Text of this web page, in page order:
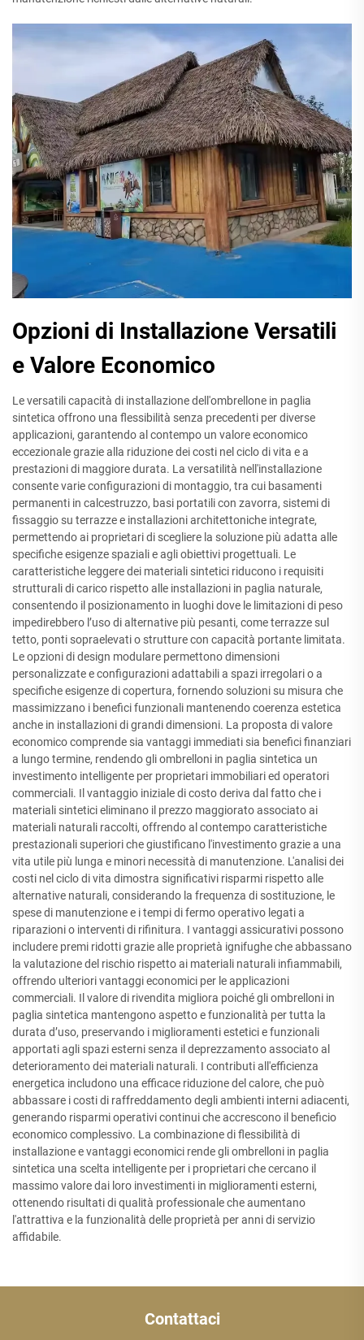
Opzioni di Installazione Versatili
e Valore Economico
Le versatili capacità di installazione dell'ombrellone in paglia
sintetica offrono una flessibilità senza precedenti per diverse
applicazioni, garantendo al contempo un valore economico
eccezionale grazie alla riduzione dei costi nel ciclo di vita e a
prestazioni di maggiore durata. La versatilità nell'installazione
consente varie configurazioni di montaggio, tra cui basamenti
permanenti in calcestruzzo, basi portatili con zavorra, sistemi di
fissaggio su terrazze e installazioni architettoniche integrate,
permettendo ai proprietari di scegliere la soluzione più adatta alle
specifiche esigenze spaziali e agli obiettivi progettuali. Le
caratteristiche leggere dei materiali sintetici riducono i requisiti
strutturali di carico rispetto alle installazioni in paglia naturale,
consentendo il posizionamento in luoghi dove le limitazioni di peso
impedirebbero l’uso di alternative più pesanti, come terrazze sul
tetto, ponti sopraelevati o strutture con capacità portante limitata.
Le opzioni di design modulare permettono dimensioni
personalizzate e configurazioni adattabili a spazi irregolari o a
specifiche esigenze di copertura, fornendo soluzioni su misura che
massimizzano i benefici funzionali mantenendo coerenza estetica
anche in installazioni di grandi dimensioni. La proposta di valore
economico comprende sia vantaggi immediati sia benefici finanziari
a lungo termine, rendendo gli ombrelloni in paglia sintetica un
investimento intelligente per proprietari immobiliari ed operatori
commerciali. Il vantaggio iniziale di costo deriva dal fatto che i
materiali sintetici eliminano il prezzo maggiorato associato ai
materiali naturali raccolti, offrendo al contempo caratteristiche
prestazionali superiori che giustificano l'investimento grazie a una
vita utile più lunga e minori necessità di manutenzione. L'analisi dei
costi nel ciclo di vita dimostra significativi risparmi rispetto alle
alternative naturali, considerando la frequenza di sostituzione, le
spese di manutenzione e i tempi di fermo operativo legati a
riparazioni o interventi di rifinitura. I vantaggi assicurativi possono
includere premi ridotti grazie alle proprietà ignifughe che abbassano
la valutazione del rischio rispetto ai materiali naturali infiammabili,
offrendo ulteriori vantaggi economici per le applicazioni
commerciali. Il valore di rivendita migliora poiché gli ombrelloni in
paglia sintetica mantengono aspetto e funzionalità per tutta la
durata d’uso, preservando i miglioramenti estetici e funzionali
apportati agli spazi esterni senza il deprezzamento associato al
deterioramento dei materiali naturali. I contributi all'efficienza
energetica includono una efficace riduzione del calore, che può
abbassare i costi di raffreddamento degli ambienti interni adiacenti,
generando risparmi operativi continui che accrescono il beneficio
economico complessivo. La combinazione di flessibilità di
installazione e vantaggi economici rende gli ombrelloni in paglia
sintetica una scelta intelligente per i proprietari che cercano il
massimo valore dai loro investimenti in miglioramenti esterni,
ottenendo risultati di qualità professionale che aumentano
l'attrattiva e la funzionalità delle proprietà per anni di servizio
affidabile.
Contattaci